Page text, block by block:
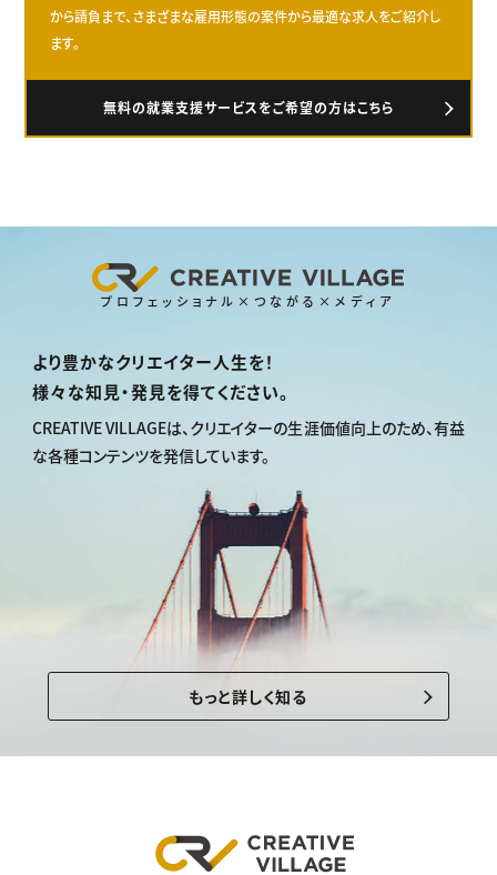
から請負まで、さまざまな雇用形態の案件から最適な求人をご紹介し
ます。
無料の就業支援サービスをご希望の方はこちら
プロフェッショナル×つながる×メディア
より豊かなクリエイター人生を！
様々な知見・発見を得てください。
CREATIVE VILLAGEは、クリエイターの生涯価値向上のため、有益
な各種コンテンツを発信しています。
もっと詳しく知る